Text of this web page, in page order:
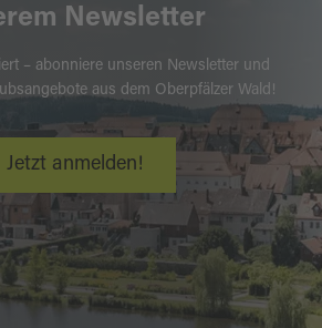
Newsletter
– abonniere unseren Newsletter und
aus dem Oberpfälzer Wald!
Jetzt anmelden!